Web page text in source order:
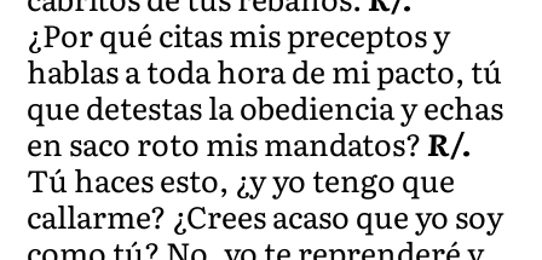
¿Por qué citas mis preceptos y
hablas a toda hora de mi pacto, tú
que detestas la obediencia y echas
en saco roto mis mandatos?R/.
Tú haces esto, ¿y yo tengo que
callarme? ¿Crees acaso que yo soy